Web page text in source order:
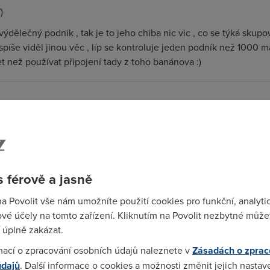
podnik , tak je to jeho chiba nic vic , co se týká
viděl jinou věc , líp se kontroluje jeden podník než 1000
než používat připojení tady z toho banánova :)
nehlede na to, ze cesky ses asi taky moc neucil.....
skkoupi vetšínu malých poskytovatelu , tak vám zatne tipec ,
:)
a vsadime se o dvacet tisic, ze dalsich pet let TO2
férově a jasně
Povolit vše nám umožníte použití cookies pro funkční,
účely na tomto zařízení. Kliknutím na Povolit nezbytné
zakázat.
o zpracování osobních údajů naleznete vZásadách o
. Další informace o cookies a možnosti změnit jejich